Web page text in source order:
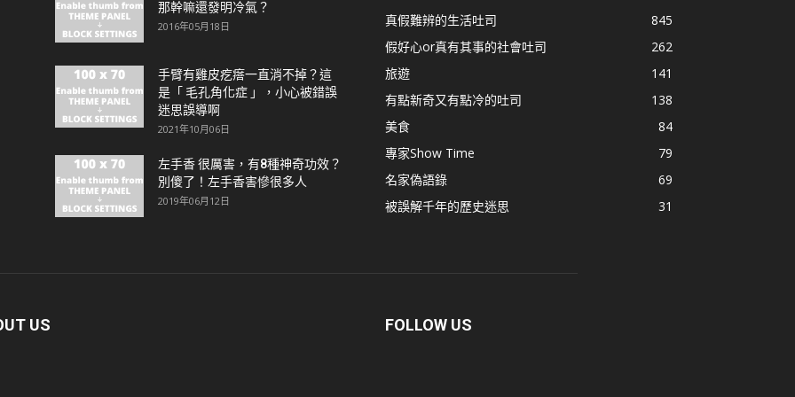
那幹嘛還發明冷氣？
2016年05月18日
手臂有雞皮疙瘩一直消不掉？這
是「 毛孔角化症 」，小心被錯誤
迷思誤導啊
2021年10月06日
左手香 很厲害，有8種神奇功效？
別傻了！左手香害慘很多人
2019年06月12日
真假難辨的生活吐司
845
假好心or真有其事的社會吐司
262
旅遊
141
有點新奇又有點冷的吐司
138
美食
84
專家Show Time
79
名家偽語錄
69
被誤解千年的歷史迷思
31
US FOLLOW US